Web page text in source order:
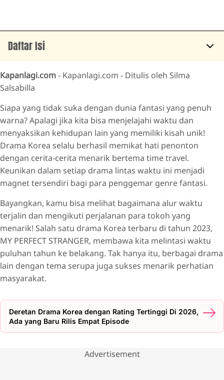
Daftar Isi
MY PERFECT STRANGER
TUNNEL
MR. QUEEN
LIFE ON MARS
MOON LOVERS: SCARLET HEART RYEO
MUST YOU GO
BLUE BIRTHDAY
LIVE UP TO YOUR NAME
TWINKLING WATERMELON
LOVELY RUNNER
A TIME CALLED YOU
THE ATYPICAL FAMILY
BON APPETIT, YOUR MAJESTY
THE STORY OF PARK'S MARRIAGE CONTRACT
QnA Rekomendasi Drama Korea Time Travel
Kapanlagi.com- Kapanlagi.com - Ditulis oleh Silma
Salsabilla
Siapa yang tidak suka dengan dunia fantasi yang penuh
warna? Apalagi jika kita bisa menjelajahi waktu dan
menyaksikan kehidupan lain yang memiliki kisah unik!
Drama Korea selalu berhasil memikat hati penonton
dengan cerita-cerita menarik bertema time travel.
Keunikan dalam setiap drama lintas waktu ini menjadi
magnet tersendiri bagi para penggemar genre fantasi.
Bayangkan, kamu bisa melihat bagaimana alur waktu
terjalin dan mengikuti perjalanan para tokoh yang
menarik! Salah satu drama Korea terbaru di tahun 2023,
MY PERFECT STRANGER, membawa kita melintasi waktu
puluhan tahun ke belakang. Tak hanya itu, berbagai drama
lain dengan tema serupa juga sukses menarik perhatian
masyarakat.
Deretan Drama Korea dengan Rating Tertinggi Di 2026,
Ada yang Baru Rilis Empat Episode
Advertisement